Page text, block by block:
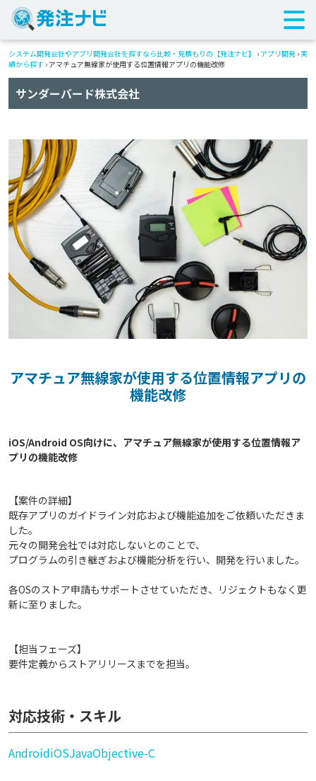
システム開発会社やアプリ開発会社を探すなら比較・見積もりの【発注ナビ】 › アプリ開発 › 実
績から探す › アマチュア無線家が使用する位置情報アプリの機能改修
サンダーバード株式会社
アマチュア無線家が使用する位置情報アプリの
機能改修
iOS/Android OS向けに、アマチュア無線家が使用する位置情報ア
【案件の詳細】
既存アプリのガイドライン対応および機能追加をご依頼いただきま
した。
元々の開発会社では対応しないとのことで、
プログラムの引き継ぎおよび機能分析を行い、開発を行いました。
各OSのストア申請もサポートさせていただき、リジェクトもなく更
新に至りました。
【担当フェーズ】
要件定義からストアリリースまでを担当。
対応技術・スキル
AndroidiOSJavaObjective-C